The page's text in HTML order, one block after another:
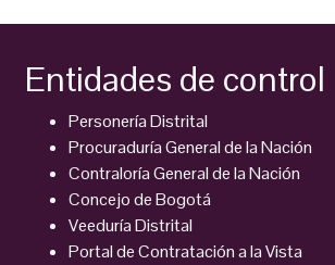
Entidades de control
Personería Distrital
Procuraduría General de la Nación
Contraloría General de la Nación
Concejo de Bogotá
Veeduría Distrital
Portal de Contratación a la Vista